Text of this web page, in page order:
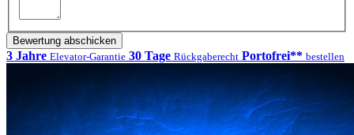
Bewertung abschicken
3 Jahre Elevator-Garantie 30 Tage Rückgaberecht Portofrei** bestellen